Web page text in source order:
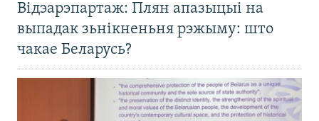
Відэарэпартаж: Плян апазыцыі на
выпадак зьнікненьня рэжыму: што
чакае Беларусь?